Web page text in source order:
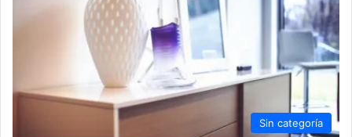
Sin categoría